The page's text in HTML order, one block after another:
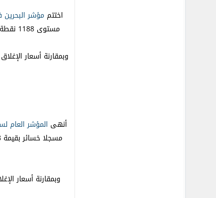
اختتم مؤشر
مستوى 1188 نقطة ، يذكر حجم التداول الإجمالي قد بلغ حوالي 376.913 ألف سهم بقيمة تداول 55.257 ألف دينار بحريني وذلك من خلال 21 صفقة منفذة.
وبمقارنة أسعار
أنهى المؤشر العام
وبمقارنة أسعار